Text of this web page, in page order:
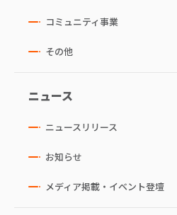
コミュニティ事業
その他
ニュース
ニュースリリース
お知らせ
メディア掲載・イベント登壇